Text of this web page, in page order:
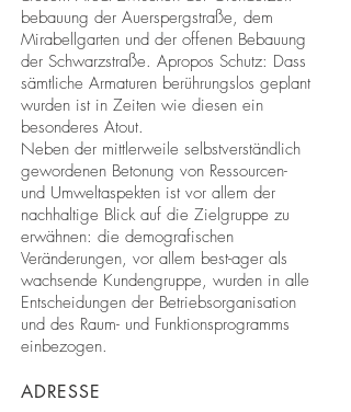
bebauung der Auerspergstraße, dem
Mirabellgarten und der offenen Bebauung
der Schwarzstraße. Apropos Schutz: Dass
sämtliche Armaturen berührungslos geplant
wurden ist in Zeiten wie diesen ein
besonderes Atout.
Neben der mittlerweile selbstverständlich
gewordenen Betonung von Ressourcen-
und Umweltaspekten ist vor allem der
nachhaltige Blick auf die Zielgruppe zu
erwähnen: die demografischen
Veränderungen, vor allem best-ager als
wachsende Kundengruppe, wurden in alle
Entscheidungen der Betriebsorganisation
und des Raum- und Funktionsprogramms
einbezogen.
ADRESSE